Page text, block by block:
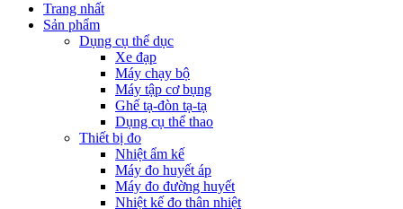
Trang nhất
Sản phẩm
Dụng cụ thể dục
Xe đạp
Máy chạy bộ
Máy tập cơ bụng
Ghế tạ-đòn tạ-tạ
Dụng cụ thể thao
Thiết bị đo
Nhiệt ẩm kế
Máy đo huyết áp
Máy đo đường huyết
Nhiệt kế đo thân nhiệt